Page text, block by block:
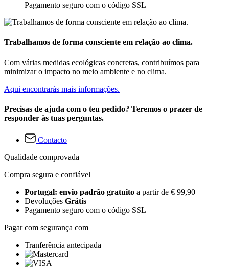
Pagamento seguro com o código SSL
Trabalhamos de forma consciente em relação ao clima.
Com várias medidas ecológicas concretas, contribuímos para
minimizar o impacto no meio ambiente e no clima.
Aqui encontrarás mais informações.
Precisas de ajuda com o teu pedido? Teremos o prazer de
responder às tuas perguntas.
Contacto
Qualidade comprovada
Compra segura e confiável
Portugal: envio padrão gratuito a partir de € 99,90
Devoluções Grátis
Pagamento seguro com o código SSL
Pagar com segurança com
Tranferência antecipada